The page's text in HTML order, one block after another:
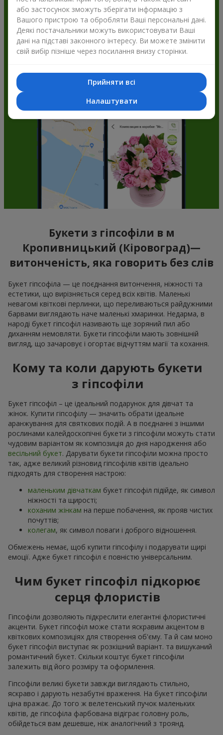
Flowers.ua і отримуйте бонуси
Букети з гіпсофіли в м
Кропивницький (Кіровоград)—
витонченість, яка говорить без слів
Букет гіпсофіла — це поєднання витончення, ніжності та
естетики, що вирізняється серед всіх квітів. Маленькі
невагомі квіткові перлинки, що переливаються райдужними
барвами виглядають наче маленькі хмаринки. Недарма, в
народі букет гіпсофіл називають ще зоряний пил або
диханням немовляти. Букети гіпсофіли мають зовнішній
вигляд, що зачаровує і огортає відчуттям магії та кохання.
Кому та коли дарують букети
з гіпсофіли
Букет гіпсофіл – це ідеальний подарунок для дівчат та
жінок. Купити гіпсофілу — значить обрати ідеальне
аранжування для святкових подій. А в поєднанні з іншими
рослинами калейдоскопічні букети з гіпсофіли можуть стати
чудовим варіантом як композиція до дня народження або
весільний букет. Дарувати букети гіпсофіли можна просто
так, адже великий різновид гіпсофілів квітів ідеально
підходять для створення настрою:
маленьким дівчаткам букет гіпсофіл підійде, як символ
ніжності та щирості;
коханим жінкам на перше побачення, як прояв чистих
почуттів;
колегам, як символ поваги і доброго відношення.
Обмежень немає, щоб купити гіпсофілу і подарувати щирі
емоції. Адже букет гіпсофіл є повністю універсальним.
Чим букет гіпсофіл підкорює
серця флористів
Гіпсофіли дозволяють підкреслити елегантні флористичні
акценти. Букет гіпсофіл може стати яскравим акцентом в
квіткових композиціях для створення об'єму. Та й сам моно
букет гіпсофіл виступає як розкішний варіант. та вишуканий
романтичний букет. Скільки коштує букет гіпсофіли
залежить від його розміру та оформлення.
Гіпсофіли великі букети завжди виглядають стильно,
яскраво і дарують незабутні враження. На букет гіпсофіли
ціна вражає. До того ж велетенський пучок маленьких
квітів, де гіпсофіла фарбована відіграє головну роль,
обійдеться вам дешевше, ніж аналогічний з троянд.
або застосунок зможуть зберігати інформацію з
Вашого пристрою та обробляти Ваші персональні дані.
Деякі постачальники можуть використовувати Ваші
дані на підставі законного інтересу. Ви можете змінити
свій вибір пізніше через посилання внизу сторінки.
Прийняти всі
Налаштувати